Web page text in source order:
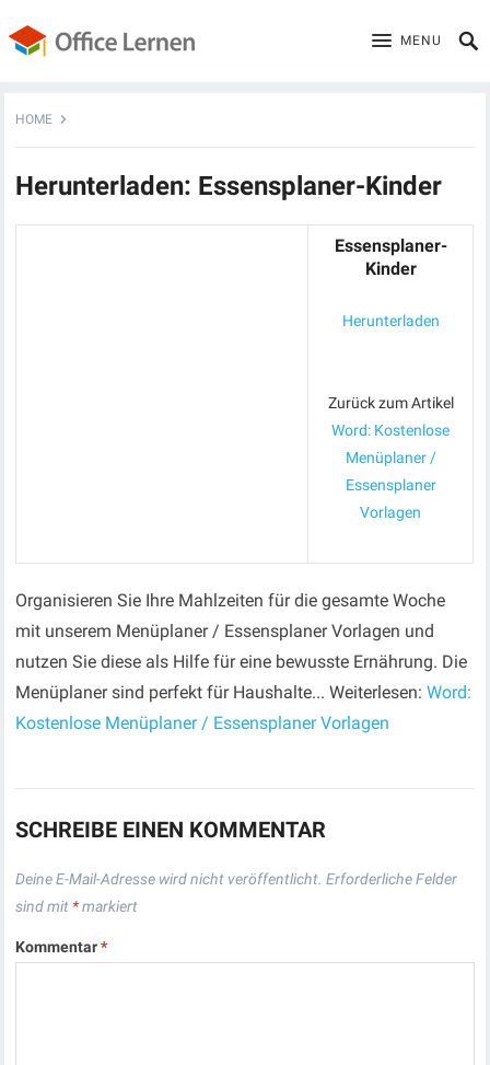
MENU
HOME
Herunterladen: Essensplaner-Kinder
Essensplaner-
Kinder
Herunterladen
Zurück zum Artikel
Word: Kostenlose
Menüplaner /
Essensplaner
Vorlagen
Organisieren Sie Ihre Mahlzeiten für die gesamte Woche
mit unserem Menüplaner / Essensplaner Vorlagen und
nutzen Sie diese als Hilfe für eine bewusste Ernährung. Die
Menüplaner sind perfekt für Haushalte... Weiterlesen:Word:
Kostenlose Menüplaner / Essensplaner Vorlagen
SCHREIBE EINEN KOMMENTAR
Deine E-Mail-Adresse wird nicht veröffentlicht. Erforderliche Felder
sind mit *markiert
Kommentar*